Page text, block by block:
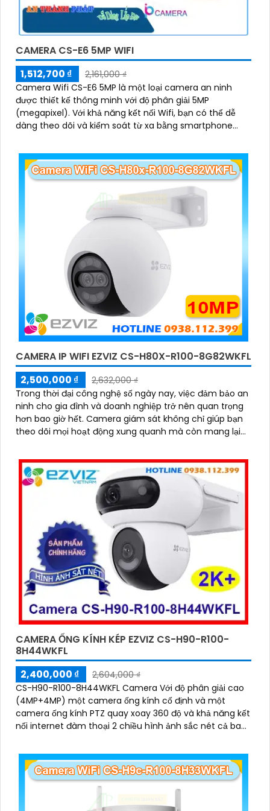
CAMERA CS-E6 5MP WIFI
1,512,700 ₫
2,161,000 ₫
Camera Wifi CS-E6 5MP là một loại camera an ninh
được thiết kế thông minh với độ phân giải 5MP
(megapixel). Với khả năng kết nối Wifi, bạn có thể dễ
dàng theo dõi và kiểm soát từ xa bằng smartphone
CAMERA IP WIFI EZVIZ CS-H80X-R100-8G82WKFL
2,500,000 ₫
2,632,000 ₫
Trong thời đại công nghệ số ngày nay, việc đảm bảo an
ninh cho gia đình và doanh nghiệp trở nên quan trọng
hơn bao giờ hết. Camera giám sát không chỉ giúp bạn
theo dõi mọi hoạt động xung quanh mà còn mang lại
CAMERA ỐNG KÍNH KÉP EZVIZ CS-H90-R100-
8H44WKFL
2,400,000 ₫
2,604,000 ₫
CS-H90-R100-8H44WKFL Camera Với độ phân giải cao
(4MP+4MP) một camera ống kính cố định và một
camera ống kính PTZ quay xoay 360 độ và khả năng kết
nối internet đàm thoại 2 chiều hình ảnh sắc nét cả ban
đình và văn phòng Camera an ninh không dây CS-
H90-R100-8H44WKFL mang đến sự an toàn và tiện lợi.